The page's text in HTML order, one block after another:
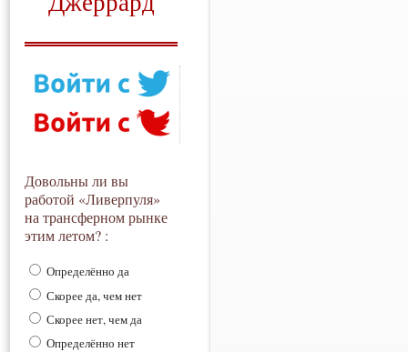
Довольны ли вы
работой «Ливерпуля»
на трансферном рынке
этим летом? :
Определённо да
Скорее да, чем нет
Скорее нет, чем да
Определённо нет